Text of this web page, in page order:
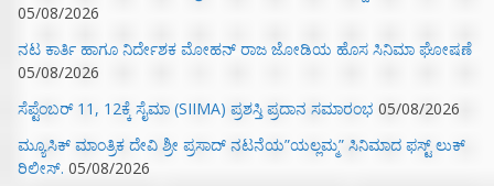
05/08/2026
ನಟ ಕಾರ್ತಿ ಹಾಗೂ ನಿರ್ದೇಶಕ ಮೋಹನ್ ರಾಜ ಜೋಡಿಯ ಹೊಸ ಸಿನಿಮಾ ಘೋಷಣೆ
05/08/2026
ಸೆಪ್ಟೆಂಬರ್ 11, 12ಕ್ಕೆ ಸೈಮಾ (SIIMA) ಪ್ರಶಸ್ತಿ ಪ್ರದಾನ ಸಮಾರಂಭ 05/08/2026
ಮ್ಯೂಸಿಕ್‌ ಮಾಂತ್ರಿಕ ದೇವಿ ಶ್ರೀ ಪ್ರಸಾದ್ ನಟನೆಯ”ಯಲ್ಲಮ್ಮ” ಸಿನಿಮಾದ ಫಸ್ಟ್‌ ಲುಕ್‌
ರಿಲೀಸ್. 05/08/2026